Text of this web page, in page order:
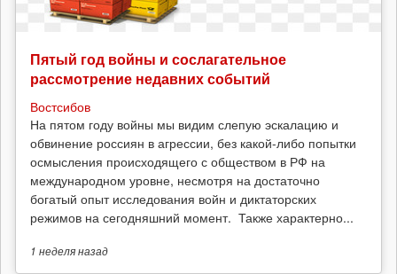
Пятый год войны и сослагательное
рассмотрение недавних событий
Востсибов
На пятом году войны мы видим слепую эскалацию и
обвинение россиян в агрессии, без какой-либо попытки
осмысления происходящего с обществом в РФ на
международном уровне, несмотря на достаточно
богатый опыт исследования войн и диктаторских
режимов на сегодняшний момент. Также характерно...
1 неделяназад